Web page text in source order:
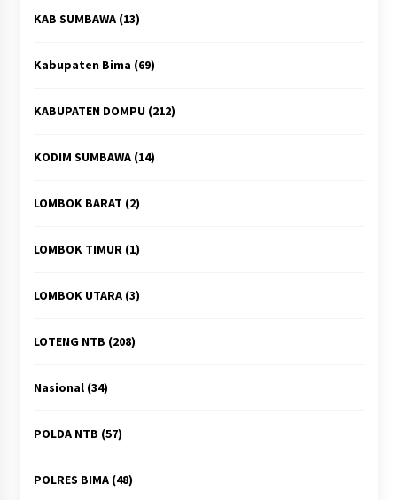
KAB SUMBAWA(13)
Kabupaten Bima (69)
KABUPATEN DOMPU(212)
KODIM SUMBAWA(14)
LOMBOK BARAT (2)
LOMBOK TIMUR(1)
LOMBOK UTARA(3)
LOTENG NTB (208)
Nasional(34)
POLDA NTB (57)
POLRES BIMA(48)